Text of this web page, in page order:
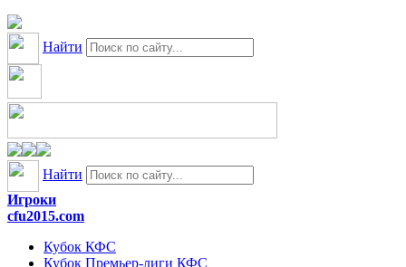
Найти
Найти
Игроки
cfu2015.com
Кубок КФС
Кубок Премьер-лиги КФС